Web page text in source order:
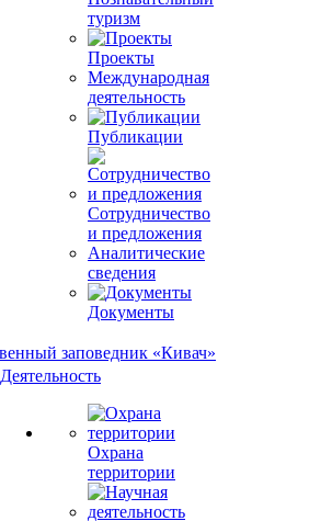
туризм
Проекты
Международная
деятельность
Публикации
Сотрудничество
и предложения
Аналитические
сведения
Документы
Деятельность
Охрана
территории